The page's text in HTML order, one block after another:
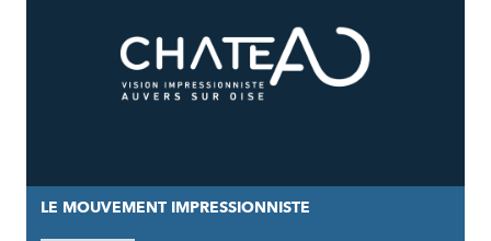
LE MOUVEMENT IMPRESSIONNISTE